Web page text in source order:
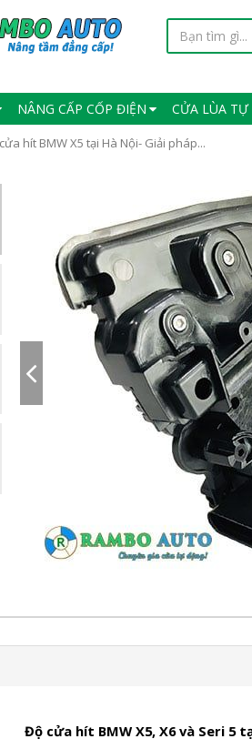
NÂNG CẤP CỐP ĐIỆN CỬA LÙA
hít BMW X5 tại Hà Nội- Giải pháp...
Độ cửa hít BMW X5, X6 và Seri 5